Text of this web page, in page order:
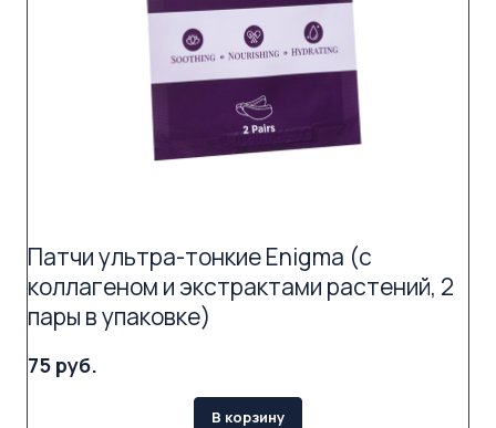
Патчи ультра-тонкие Enigma (с
коллагеном и экстрактами растений, 2
пары в упаковке)
75 руб.
В корзину